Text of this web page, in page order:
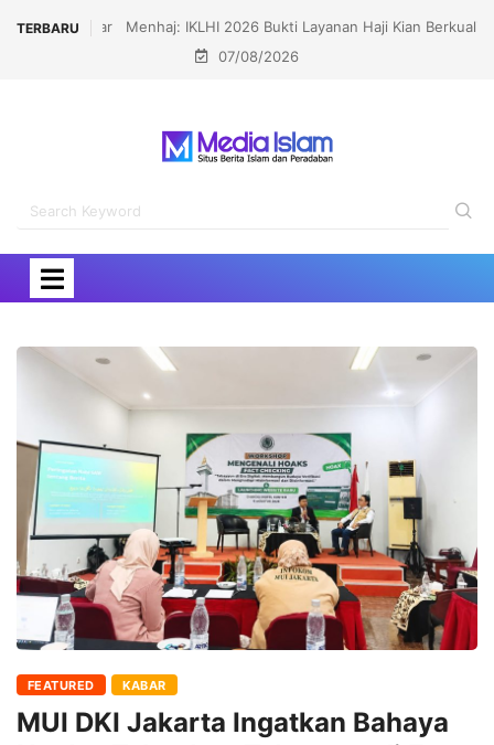
TERBARU
Menhaj: IKLHI 2026 Bukti Layanan Haji Kian Berkualitas
07/08/2026
FEATURED KABAR
MUI DKI Jakarta Ingatkan Bahaya